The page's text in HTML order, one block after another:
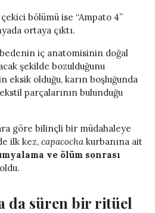
bölümü ise “Ampato 4”
ortaya çıktı.
iç anatomisinin doğal
şekilde bozulduğunu
eksik olduğu, karın boşluğunda
parçalarının bulunduğu
göre bilinçli bir müdahaleye
ilk kez, capacocha kurbanına ait
ve ölüm sonrası
da süren bir ritüel